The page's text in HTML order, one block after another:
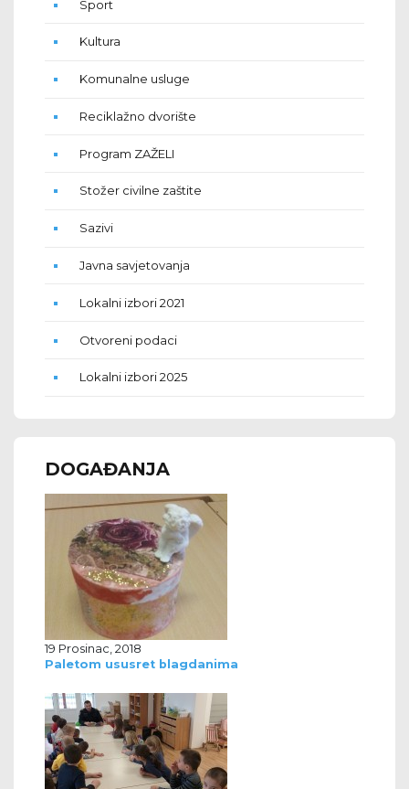
Sport
Kultura
Komunalne usluge
Reciklažno dvorište
Program ZAŽELI
Stožer civilne zaštite
Sazivi
Javna savjetovanja
Lokalni izbori 2021
Otvoreni podaci
Lokalni izbori 2025
DOGAĐANJA
19 Prosinac, 2018
Paletom ususret blagdanima